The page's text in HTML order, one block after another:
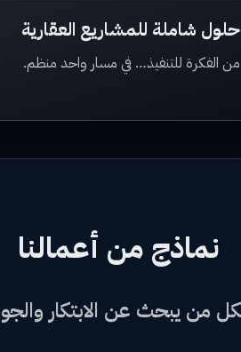
حلول شاملة للمشاريع العقارية
من الفكرة للتنفيذ… في مسار واحد منظم.
نماذج من أعمالنا